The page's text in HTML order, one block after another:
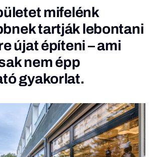
mifelénk
tartják lebontani
újat építeni – ami
nem épp
gyakorlat.